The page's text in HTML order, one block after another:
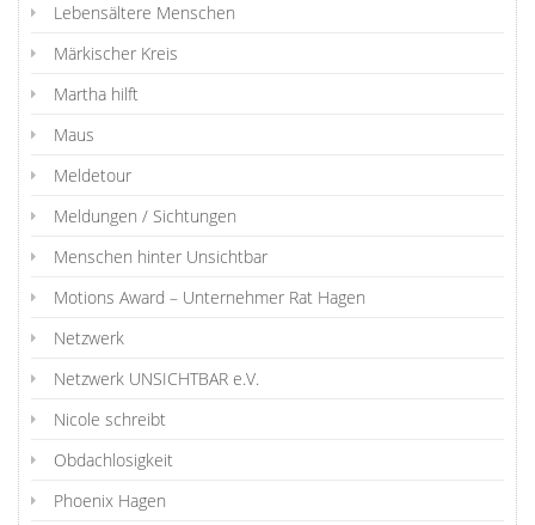
Lebensältere Menschen
Märkischer Kreis
Martha hilft
Maus
Meldetour
Meldungen / Sichtungen
Menschen hinter Unsichtbar
Motions Award – Unternehmer Rat Hagen
Netzwerk
Netzwerk UNSICHTBAR e.V.
Nicole schreibt
Obdachlosigkeit
Phoenix Hagen